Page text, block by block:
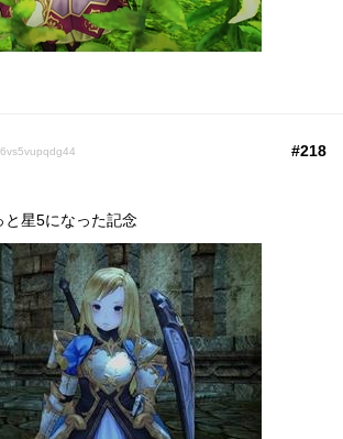
#218
星5になった記念